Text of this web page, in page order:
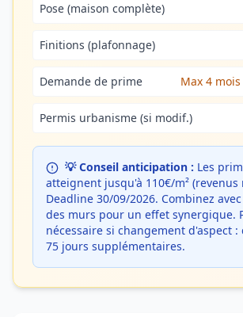
Pose (maison complète)
Finitions (plafonnage)
Demande de prime Max 4
Permis urbanisme (si modif.)
💡 Conseil anticipation : Les
atteignent jusqu'à 110€/m² (revenus
Deadline 30/09/2026. Combinez
des murs pour un effet synergique.
nécessaire si changement d'aspect :
75 jours supplémentaires.